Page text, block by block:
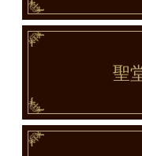
聖